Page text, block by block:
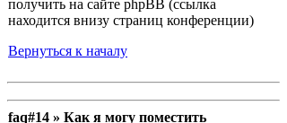
получить на сайте phpBB (ссылка
находится внизу страниц конференции)
Вернуться к началу
faq#14 » Как я могу поместить